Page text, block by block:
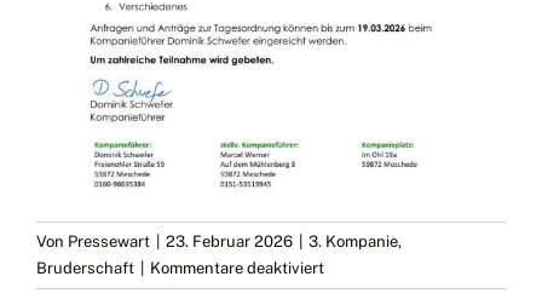
Von Pressewart 23. Februar 2026 3. Kompanie,
Bruderschaft
Kommentare deaktiviertfür
Einladung